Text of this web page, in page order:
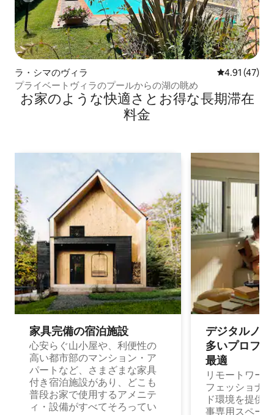
ラ・シマのヴィラ レビュー47
4.91 (47)
プライベートヴィラのプールからの湖の眺め
お家のような快⁠適⁠さ⁠とお⁠得⁠な長⁠期⁠滞⁠在
料⁠金
家具完備の宿⁠泊⁠施⁠設
心安らぐ山小屋や、利便性の
高い都市部のマンション・ア
パートなど、さまざまな家具
付き宿泊施設があり、どこも
普段お家で使用するアメニテ
ィ・設備がすべてそろってい
デジタルノ
多⁠いプ⁠ロ⁠フ⁠
最⁠適
リモートワー
フェッショナ
ド環境を提供
事専用スペー